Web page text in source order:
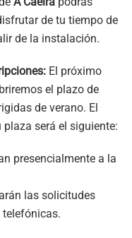
de tu tiempo de
de la instalación.
El próximo
el plazo de
de verano. El
será el siguiente:
presencialmente a la
las solicitudes